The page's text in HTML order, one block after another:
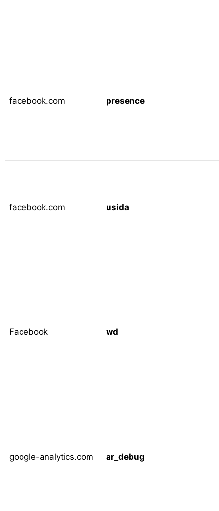
facebook.com presence
facebook.com usida
Facebook wd
google-analytics.com ar_debug